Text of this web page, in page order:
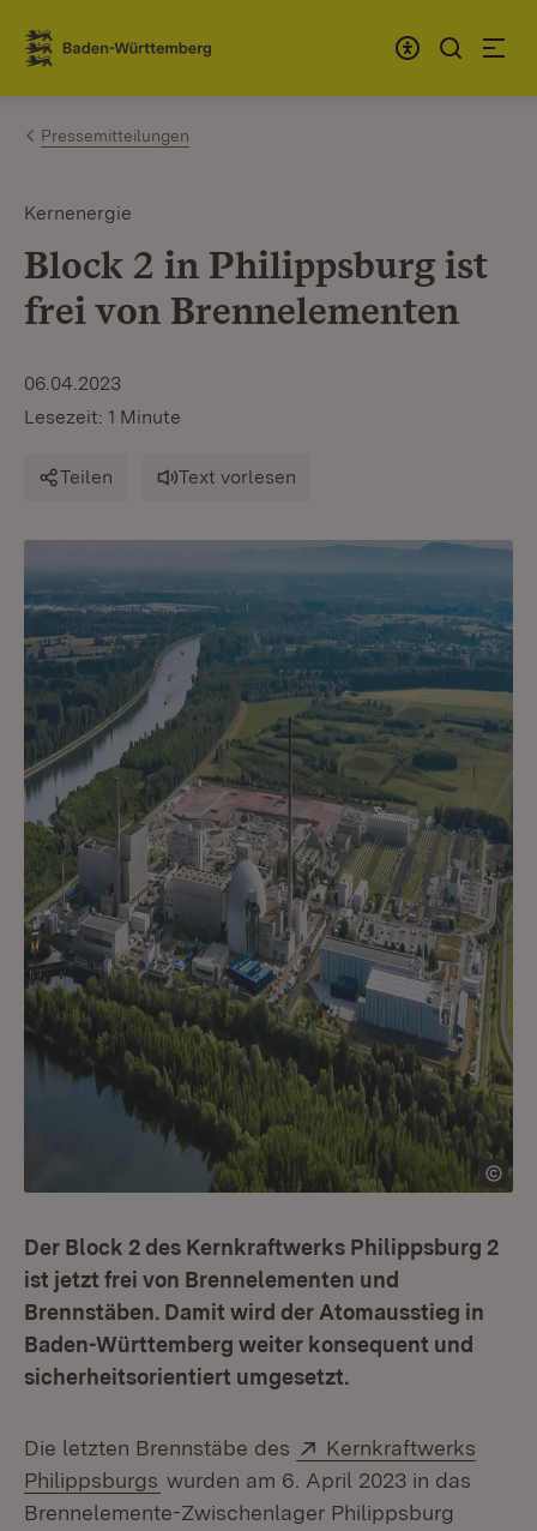
Zum Inhalt springen
Link zur Startseite
Pressemitteilungen
Kernenergie
Block 2 in Philippsburg ist
frei von Brennelementen
06.04.2023
Lesezeit: 1 Minute
Teilen Text vorlesen
Der Block 2 des Kernkraftwerks Philippsburg 2
ist jetzt frei von Brennelementen und
Brennstäben. Damit wird der Atomausstieg in
Baden-Württemberg weiter konsequent und
sicherheitsorientiert umgesetzt.
Die letzten Brennstäbe des Extern:
Kernkraftwerks
Philippsburgs (Öffnet in neuem Fenster)
wurden am 6. April 2023 in das
Brennelemente-Zwischenlager Philippsburg